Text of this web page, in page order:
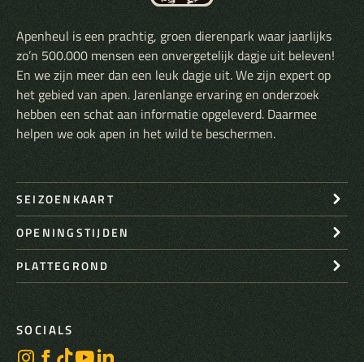
Apenheul is een prachtig, groen dierenpark waar jaarlijks
zo’n 500.000 mensen een onvergetelijk dagje uit beleven!
En we zijn meer dan een leuk dagje uit. We zijn expert op
het gebied van apen. Jarenlange ervaring en onderzoek
hebben een schat aan informatie opgeleverd. Daarmee
helpen we ook apen in het wild te beschermen.
SEIZOENKAART
OPENINGSTIJDEN
PLATTEGROND
SOCIALS